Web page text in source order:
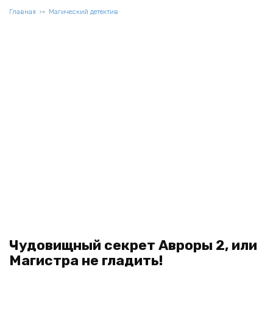
Главная Магический детектив
Чудовищный секрет Авроры 2, или
Магистра не гладить!